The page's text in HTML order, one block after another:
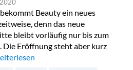
Beauty ein neues
denn das neue
bleibt vorläufig nur bis zum
Die Eröffnung steht aber kurz
trifft Beauty: The Gallery Store